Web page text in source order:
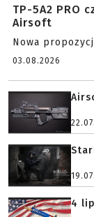
TP-5A2 PRO
Airsoft
Nowa
03.08.2026
4